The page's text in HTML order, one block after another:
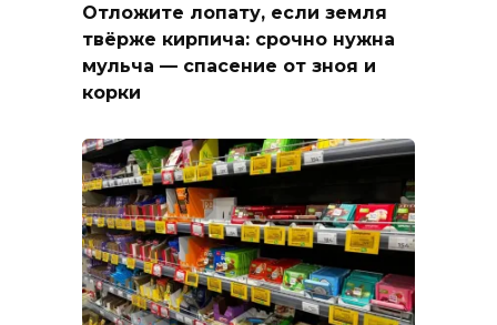
Отложите лопату, если земля
твёрже кирпича: срочно нужна
мульча — спасение от зноя и
корки